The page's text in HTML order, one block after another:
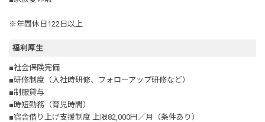
※年間休日122日以上
福利厚生
■社会保険完備
■研修制度（入社時研修、フォローアップ研修など）
■制服貸与
■時短勤務（育児時間）
■宿舎借り上げ支援制度 上限82,000円／月（条件あり）